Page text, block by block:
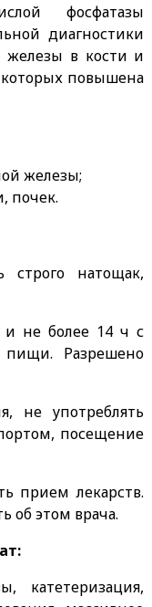
фосфатазы
диагностики
железы в кости и
повышена
железы;
почек.
строго натощак,
не более 14 ч с
пищи. Разрешено
не употреблять
посещение
прием лекарств.
об этом врача.
катетеризация,